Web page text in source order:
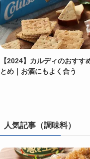
【2024】カルディのおすす
とめ｜お酒にもよく合う
人気記事（調味料）